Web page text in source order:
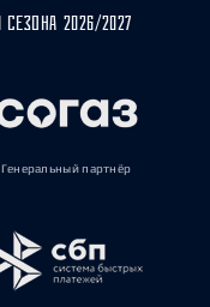
2026/2027
Генеральный партнёр